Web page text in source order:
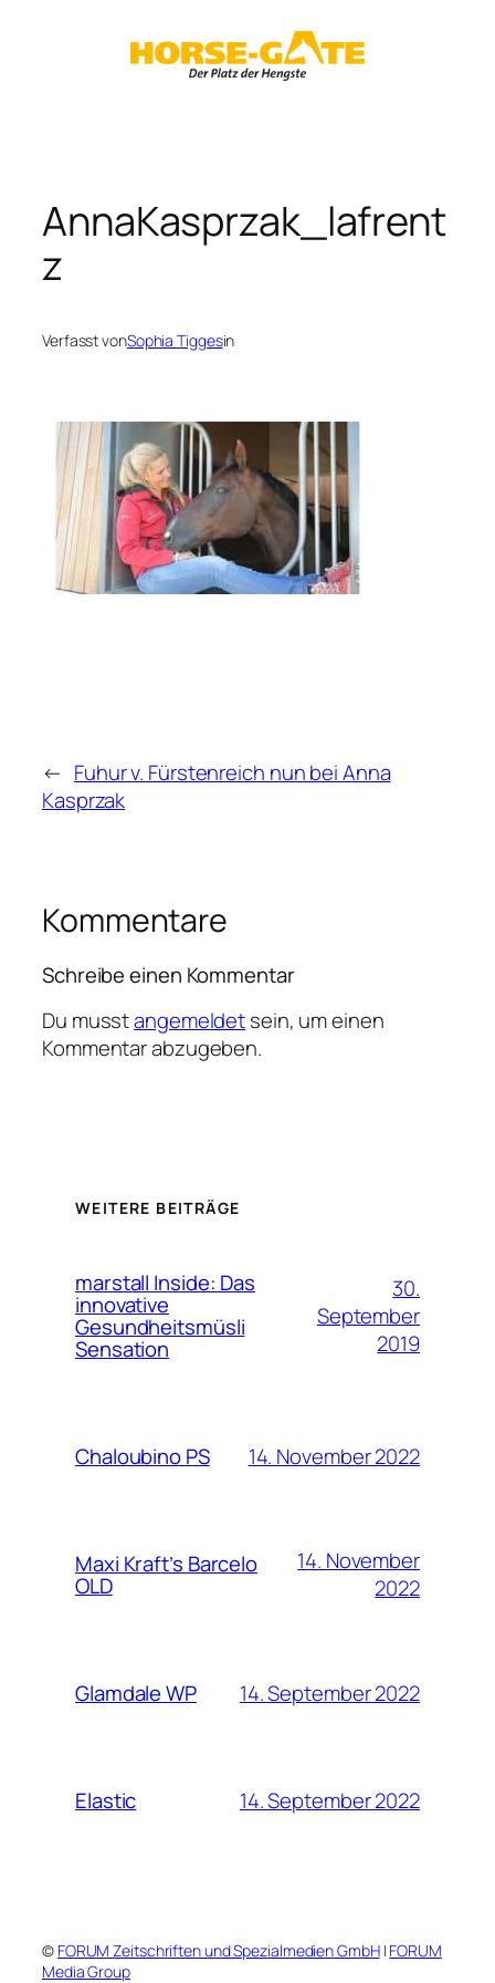
AnnaKasprzak_lafrent
z
Verfasst vonSophia Tiggesin
← Fuhur v. Fürstenreich nun bei Anna
Kasprzak
Kommentare
Schreibe einen Kommentar
Du musstangemeldetsein, um einen
Kommentar abzugeben.
WEITERE BEITRÄGE
marstall Inside: Das
innovative
Gesundheitsmüsli
Sensation
30.
September
2019
Chaloubino PS 14. November 2022
Maxi Kraft’s Barcelo
OLD
14. November
2022
Glamdale WP 14. September 2022
Elastic 14. September 2022
© FORUM Zeitschriften und Spezialmedien GmbH| FORUM
Media Group